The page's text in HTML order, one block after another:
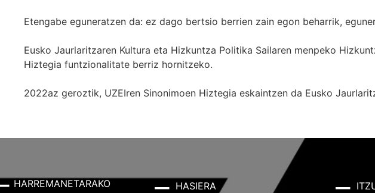
Etengabe eguneratzen da: ez dago bertsio berrien zain egon beharrik,
Eusko Jaurlaritzaren Kultura eta Hizkuntza Politika Sailaren menpeko
Hiztegia funtzionalitate berriz hornitzeko.
2022az geroztik, UZEIren Sinonimoen Hiztegia eskaintzen da Eusko
HARREMANETARAKO
HASIERA